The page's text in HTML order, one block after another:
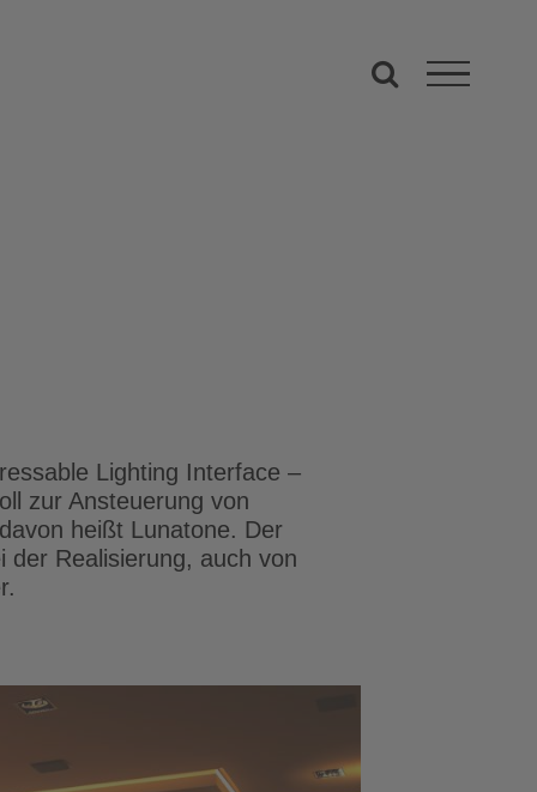
Lighting Interface –
zur Ansteuerung von
heißt Lunatone. Der
der Realisierung, auch von